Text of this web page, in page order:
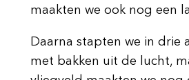
maakten we ook nog een
Daarna stapten we in drie
met bakken uit de lucht,